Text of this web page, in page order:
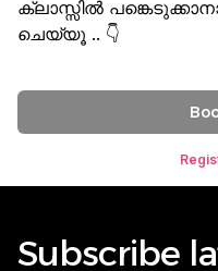
ക്ലാസ്സിൽ
ചെയ്യൂ .. 👇
Subscribe